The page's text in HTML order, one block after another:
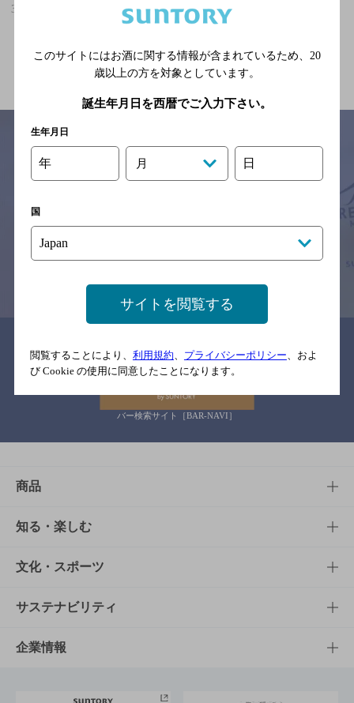
3,000円未満のお店
関連ページ
サイトマップ 利用規約
念のためお店にご確認の上ご来店くださいますようお願い申し上げま
バー検索サイト［BAR-NAVI］
商品
商品TOP
商品一覧
商品発売情報
栄養成分一覧
知る・楽しむ
知る・楽しむTOP
キャンペーン
工場見学
文化・スポーツ
文化・スポーツTOP
サントリーホール
サステナビリティ
サステナビリティTOP
企業情報
このサイトにはお酒に関する情報が含まれているため、 20
歳以上の方を対象としています。
誕生年月日を西暦でご入力下さい。
生年月日
年 月 日
国
サイトを閲覧する
閲覧することにより、 利用規約 プライバシーポリシー 、およ
び Cookie の使用に同意したことになります。